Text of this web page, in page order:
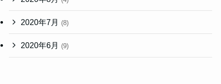
2020年7月 (8)
2020年6月 (9)